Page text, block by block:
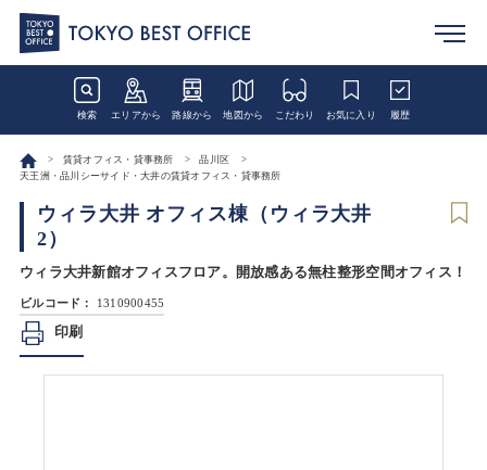
検索 エリアから 路線から 地図から こだわり お気に入り 履歴
賃貸オフィス・貸事務所
品川区
天王洲・品川シーサイド・大井の賃貸オフィス・貸事務所
ウィラ大井 オフィス棟（ウィラ大井
2）
ウィラ大井新館オフィスフロア。開放感ある無柱整形空間オフィス！
ビルコード： 1310900455
印刷